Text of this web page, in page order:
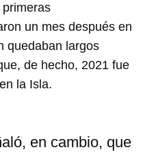
un mes después en
quedaban largos
de hecho, 2021 fue
la Isla.
en cambio, que